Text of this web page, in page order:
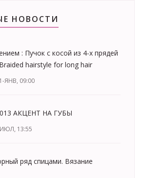
НОВОСТИ
: Пучок с косой из 4-х прядей
hairstyle for long hair
ЯНВ, 09:00
АКЦЕНТ НА ГУБЫ
13:55
ряд спицами. Вязание